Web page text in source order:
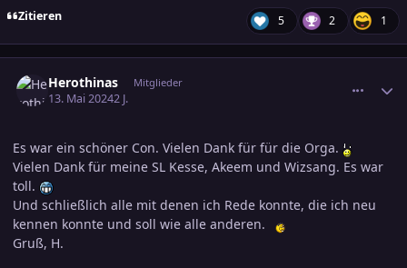
Zitieren 5 2 1
Herothinas Mitglieder
13. Mai 20242 J.
Es war ein schöner Con. Vielen Dank für für die Orga.
Vielen Dank für meine SL Kesse, Akeem und Wizsang. Es war
toll.
Und schließlich alle mit denen ich Rede konnte, die ich neu
kennen konnte und soll wie alle anderen.
Gruß, H.